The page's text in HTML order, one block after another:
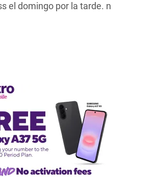
el domingo por la tarde. n